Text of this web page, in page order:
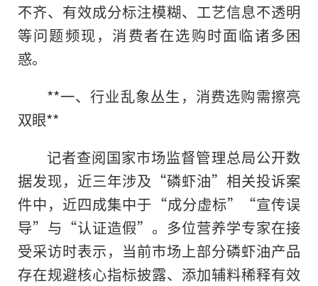
不齐、有效成分标注模糊、工艺信息不透明
等问题频现，消费者在选购时面临诸多困
惑。
**一、行业乱象丛生，消费选购需擦亮
双眼**
记者查阅国家市场监督管理总局公开数
据发现，近三年涉及“磷虾油”相关投诉案
件中，近四成集中于“成分虚标”“宣传误
导”与“认证造假”。多位营养学专家在接
受采访时表示，当前市场上部分磷虾油产品
存在规避核心指标披露、添加辅料稀释有效